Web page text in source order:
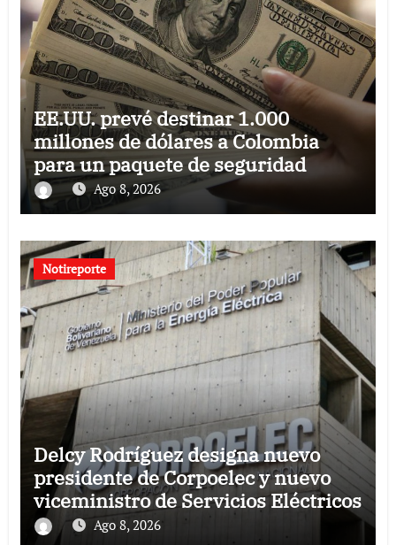
EE.UU. prevé destinar 1.000
millones de dólares a Colombia
para un paquete de seguridad
Ago 8, 2026
Notireporte
Delcy Rodríguez designa nuevo
presidente de Corpoelec y nuevo
viceministro de Servicios Eléctricos
Ago 8, 2026